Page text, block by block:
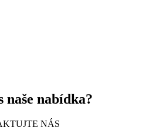
naše nabídka?
NÁS